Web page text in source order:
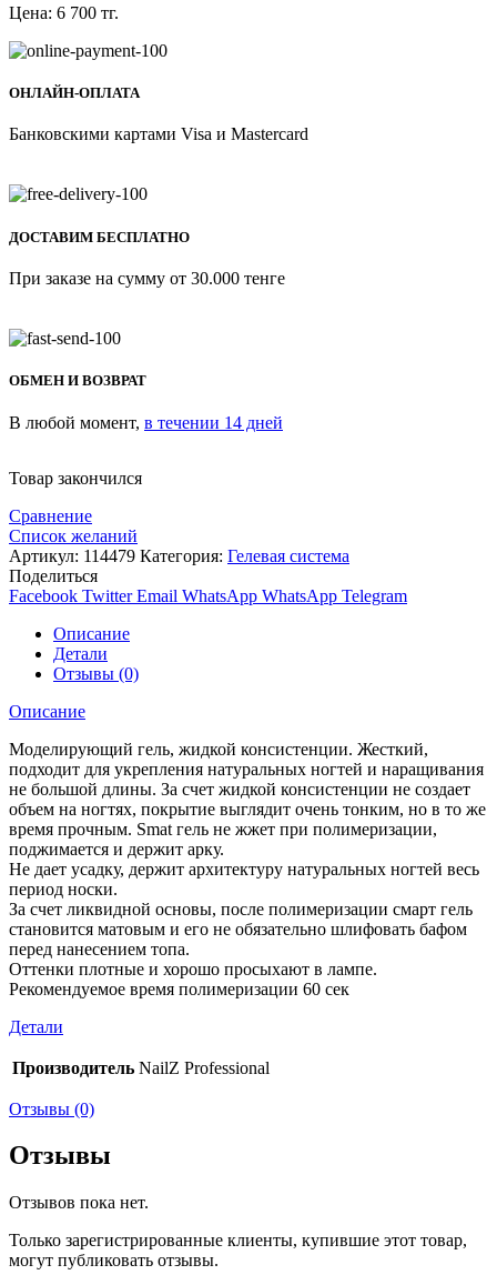
Цена: 6 700 тг.
ОНЛАЙН-ОПЛАТА
Банковскими картами Visa и Mastercard
ДОСТАВИМ БЕСПЛАТНО
При заказе на сумму от 30.000 тенге
ОБМЕН И ВОЗВРАТ
В любой момент, в течении 14 дней
Товар закончился
Сравнение
Список желаний
Артикул: 114479 Категория: Гелевая система
Поделиться
Facebook Twitter Email WhatsApp WhatsApp Telegram
Описание
Детали
Отзывы (0)
Описание
Моделирующий гель, жидкой консистенции. Жесткий,
подходит для укрепления натуральных ногтей и наращивания
не большой длины. За счет жидкой консистенции не создает
объем на ногтях, покрытие выглядит очень тонким, но в то же
время прочным. Smat гель не жжет при полимеризации,
поджимается и держит арку.
Не дает усадку, держит архитектуру натуральных ногтей весь
период носки.
За счет ликвидной основы, после полимеризации смарт гель
становится матовым и его не обязательно шлифовать бафом
перед нанесением топа.
Оттенки плотные и хорошо просыхают в лампе.
Рекомендуемое время полимеризации 60 сек
Детали
Производитель NailZ Professional
Отзывы (0)
Отзывы
Отзывов пока нет.
Только зарегистрированные клиенты, купившие этот товар,
могут публиковать отзывы.